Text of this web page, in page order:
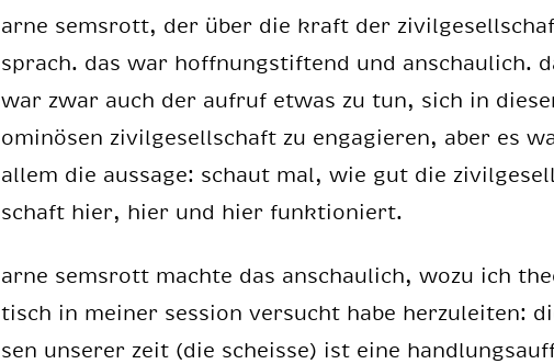
arne sems­rott, der über die kraft der
sprach. das war hoff­nung­s­tif­tend und an­schau­lich.
war zwar auch der auf­ruf et­was zu tun, sich in
omi­nö­sen zi­vil­ge­sell­schaft zu en­ga­gie­ren, aber es
al­lem die aus­sa­ge: schaut mal, wie gut die
schaft hier, hier und hier funk­tio­niert.
arne sems­rott mach­te das an­schau­lich, wozu ich
tisch in mei­ner ses­si­on ver­sucht habe her­zu­lei­ten:
sen un­se­rer zeit (die scheis­se) ist eine